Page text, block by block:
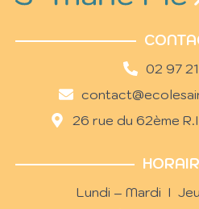
02 97
26 rue du 62ème
Lundi – Mardi I